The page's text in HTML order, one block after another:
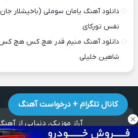
دانلود آهنگ یامان سوملی (باخیشلار
نفس تورکای
دانلود آهنگ منیم قدر هچ کس هچ کس
شاهین خلیلی
آراز موزیک، دنیایی از
کانال تلگرام + درخواست آهنگ